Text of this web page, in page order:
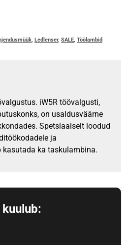
, Ledlenser, SALE, Töölambid
iW5R töövalgusti,
on usaldusväärne
Spetsiaalselt loodud
ja
kasutada ka taskulambina.